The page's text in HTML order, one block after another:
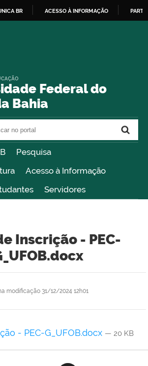
BR ACESSO À INFORMAÇÃO
Federal do
Bahia
Pesquisa
Acesso à Informação
Servidores
Inscrição - PEC-
modificação31/12/2024 12h01
- PEC-G_UFOB.docx — 20 KB